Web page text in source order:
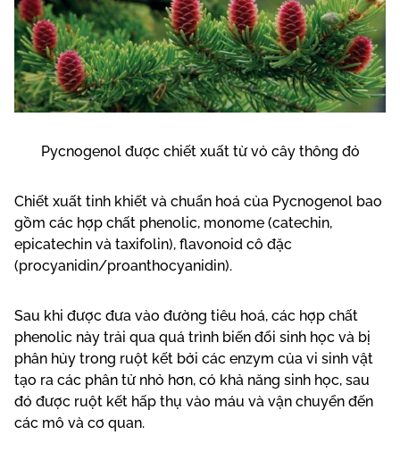
Pycnogenol được chiết xuất từ vỏ cây thông đỏ
Chiết xuất tinh khiết và chuẩn hoá của Pycnogenol bao
gồm các hợp chất phenolic, monome (catechin,
epicatechin và taxifolin), flavonoid cô đặc
(procyanidin/proanthocyanidin).
Sau khi được đưa vào đường tiêu hoá, các hợp chất
phenolic này trải qua quá trình biến đổi sinh học và bị
phân hủy trong ruột kết bởi các enzym của vi sinh vật
tạo ra các phân tử nhỏ hơn, có khả năng sinh học, sau
đó được ruột kết hấp thụ vào máu và vận chuyển đến
các mô và cơ quan.